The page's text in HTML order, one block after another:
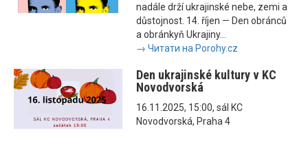
nadále drží ukrajinské nebe, zemi a
důstojnost. 14. říjen — Den obránců
a obránkyň Ukrajiny...
→ Читати на Porohy.cz
Den ukrajinské kultury v KC
Novodvorská
16.11.2025, 15:00, sál KC
Novodvorská, Praha 4